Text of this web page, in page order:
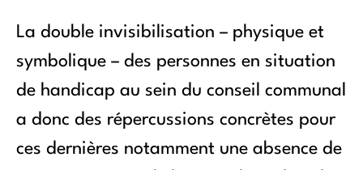
La double invisibilisation – physique et
symbolique – des personnes en situation
de handicap au sein du conseil communal
a donc des répercussions concrètes pour
ces dernières notamment une absence de